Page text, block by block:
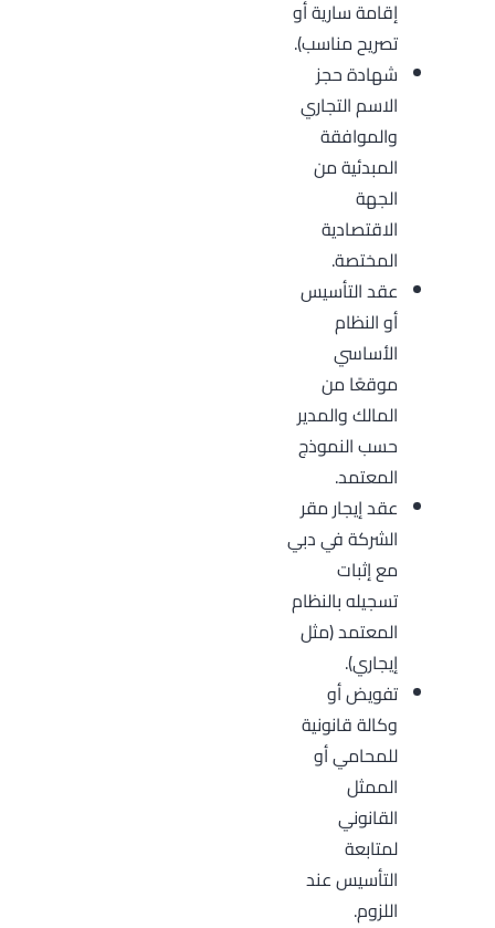
إقامة سارية أو
تصريح مناسب).
شهادة حجز
الاسم التجاري
والموافقة
المبدئية من
الجهة
الاقتصادية
المختصة.
عقد التأسيس
أو النظام
الأساسي
موقعًا من
المالك والمدير
حسب النموذج
المعتمد.
عقد إيجار مقر
الشركة في دبي
مع إثبات
تسجيله بالنظام
المعتمد (مثل
إيجاري).
تفويض أو
وكالة قانونية
للمحامي أو
الممثل
القانوني
لمتابعة
التأسيس عند
اللزوم.